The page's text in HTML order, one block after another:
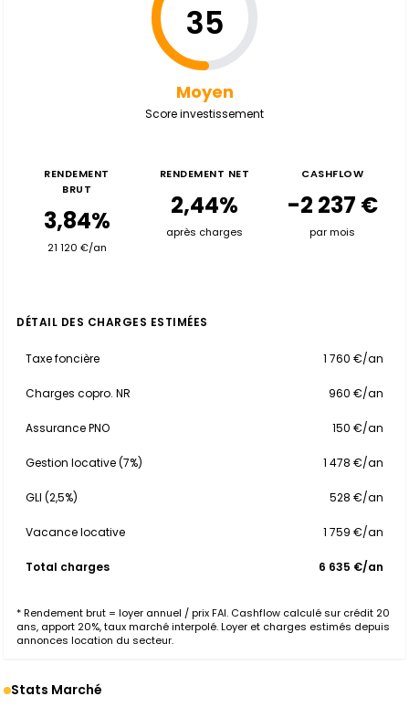
35
Moyen
Score investissement
RENDEMENT
BRUT
3,84%
21 120 €/an
RENDEMENT NET
2,44%
après charges
CASHFLOW
-2 237 €
par mois
DÉTAIL DES CHARGES ESTIMÉES
Taxe foncière 1 760 €/an
Charges copro. NR 960 €/an
Assurance PNO 150 €/an
Gestion locative (7%) 1 478 €/an
GLI (2,5%) 528 €/an
Vacance locative 1 759 €/an
Total charges 6 635 €/an
* Rendement brut = loyer annuel / prix FAI. Cashflow calculé sur crédit 20
ans, apport 20%, taux marché interpolé. Loyer et charges estimés depuis
annonces location du secteur.
Stats Marché